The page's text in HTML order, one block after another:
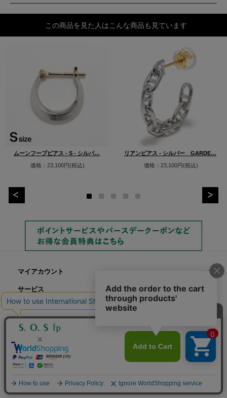
この商品を見た人はこんな商品も見ています
ムーンフープピアス - S - シルバ…
価格：23,100円(税込)
リアンピアス - シルバー GARDE…
価格：23,100円(税込)
マイアカウント
サービス